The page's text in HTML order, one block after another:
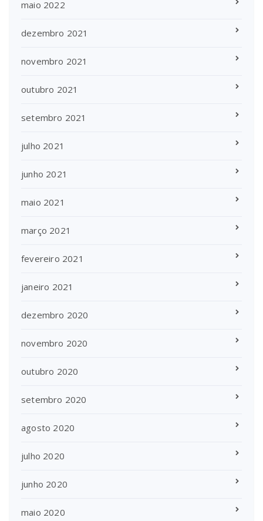
maio 2022
dezembro 2021
novembro 2021
outubro 2021
setembro 2021
julho 2021
junho 2021
maio 2021
março 2021
fevereiro 2021
janeiro 2021
dezembro 2020
novembro 2020
outubro 2020
setembro 2020
agosto 2020
julho 2020
junho 2020
maio 2020